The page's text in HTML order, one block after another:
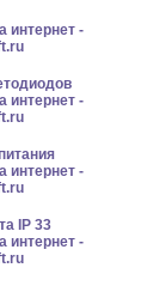
IP 33